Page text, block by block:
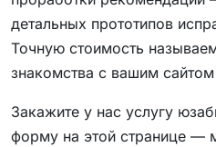
детальных прототипов
Точную стоимость
знакомства с вашим
Закажите у нас услугу
форму на этой странице —